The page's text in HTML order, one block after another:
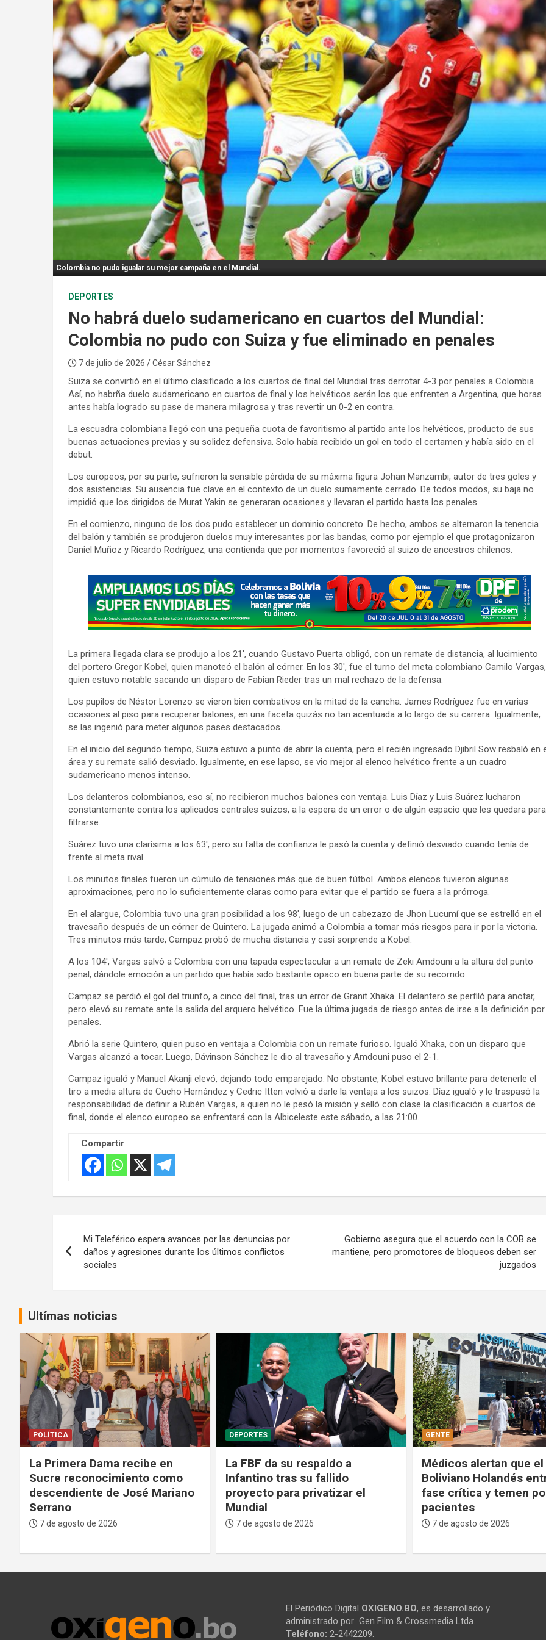
Colombia no pudo igualar su mejor campaña en el Mundial.
DEPORTES
No habrá duelo sudamericano en cuartos del Mundial:
Colombia no pudo con Suiza y fue eliminado en penales
7 de julio de 2026 / César Sánchez
Suiza se convirtió en el último clasificado a los cuartos de final del Mundial tras derrotar 4-3 por penales a Colombia.
Así, no habrña duelo sudamericano en cuartos de final y los helvéticos serán los que enfrenten a Argentina, que horas
antes había logrado su pase de manera milagrosa y tras revertir un 0-2 en contra.
La escuadra colombiana llegó con una pequeña cuota de favoritismo al partido ante los helvéticos, producto de sus
buenas actuaciones previas y su solidez defensiva. Solo había recibido un gol en todo el certamen y había sido en el
debut.
Los europeos, por su parte, sufrieron la sensible pérdida de su máxima figura Johan Manzambi, autor de tres goles y
dos asistencias. Su ausencia fue clave en el contexto de un duelo sumamente cerrado. De todos modos, su baja no
impidió que los dirigidos de Murat Yakin se generaran ocasiones y llevaran el partido hasta los penales.
En el comienzo, ninguno de los dos pudo establecer un dominio concreto. De hecho, ambos se alternaron la tenencia
del balón y también se produjeron duelos muy interesantes por las bandas, como por ejemplo el que protagonizaron
Daniel Muñoz y Ricardo Rodríguez, una contienda que por momentos favoreció al suizo de ancestros chilenos.
t
i
e
m
n
t
La primera llegada clara se produjo a los 21′, cuando Gustavo Puerta obligó, con un remate de distancia, al lucimiento
del portero Gregor Kobel, quien manoteó el balón al córner. En los 30′, fue el turno del meta colombiano Camilo Vargas,
quien estuvo notable sacando un disparo de Fabian Rieder tras un mal rechazo de la defensa.
Los pupilos de Néstor Lorenzo se vieron bien combativos en la mitad de la cancha. James Rodríguez fue en varias
ocasiones al piso para recuperar balones, en una faceta quizás no tan acentuada a lo largo de su carrera. Igualmente,
se las ingenió para meter algunos pases destacados.
En el inicio del segundo tiempo, Suiza estuvo a punto de abrir la cuenta, pero el recién ingresado Djibril Sow resbaló en
área y su remate salió desviado. Igualmente, en ese lapso, se vio mejor al elenco helvético frente a un cuadro
sudamericano menos intenso.
Los delanteros colombianos, eso sí, no recibieron muchos balones con ventaja. Luis Díaz y Luis Suárez lucharon
constantemente contra los aplicados centrales suizos, a la espera de un error o de algún espacio que les quedara para
filtrarse.
Suárez tuvo una clarísima a los 63′, pero su falta de confianza le pasó la cuenta y definió desviado cuando tenía de
frente al meta rival.
Los minutos finales fueron un cúmulo de tensiones más que de buen fútbol. Ambos elencos tuvieron algunas
aproximaciones, pero no lo suficientemente claras como para evitar que el partido se fuera a la prórroga.
En el alargue, Colombia tuvo una gran posibilidad a los 98′, luego de un cabezazo de Jhon Lucumí que se estrelló en el
travesaño después de un córner de Quintero. La jugada animó a Colombia a tomar más riesgos para ir por la victoria.
Tres minutos más tarde, Campaz probó de mucha distancia y casi sorprende a Kobel.
A los 104′, Vargas salvó a Colombia con una tapada espectacular a un remate de Zeki Amdouni a la altura del punto
penal, dándole emoción a un partido que había sido bastante opaco en buena parte de su recorrido.
Campaz se perdió el gol del triunfo, a cinco del final, tras un error de Granit Xhaka. El delantero se perfiló para anotar,
pero elevó su remate ante la salida del arquero helvético. Fue la última jugada de riesgo antes de irse a la definición por
penales.
Abrió la serie Quintero, quien puso en ventaja a Colombia con un remate furioso. Igualó Xhaka, con un disparo que
Vargas alcanzó a tocar. Luego, Dávinson Sánchez le dio al travesaño y Amdouni puso el 2-1.
Campaz igualó y Manuel Akanji elevó, dejando todo emparejado. No obstante, Kobel estuvo brillante para detenerle el
tiro a media altura de Cucho Hernández y Cedric Itten volvió a darle la ventaja a los suizos. Díaz igualó y le traspasó la
responsabilidad de definir a Rubén Vargas, a quien no le pesó la misión y selló con clase la clasificación a cuartos de
final, donde el elenco europeo se enfrentará con la Albiceleste este sábado, a las 21:00.
Compartir
de
Mi Teleférico espera avances por las denuncias por
daños y agresiones durante los últimos conflictos
sociales
Gobierno asegura que el acuerdo con la COB se
mantiene, pero promotores de bloqueos deben ser
juzgados
Ultímas noticias
DEPORTES
La FBF da su respaldo a
Infantino tras su fallido
proyecto para privatizar el
Mundial
7 de agosto de 2026
GENTE
Médicos alertan que el Hospital
Boliviano Holandés entra en
fase crítica y temen por los
pacientes
7 de agosto de 2026
POLÍTICA
Comandante de las
ratifica que defenderá
estabilidad del
voluntad del pueblo no
negocia”
El Periódico Digital OXIGENO.BO, es desarrollado y
administrado por Gen Film & Crossmedia Ltda.
Teléfono: 2-2442209.